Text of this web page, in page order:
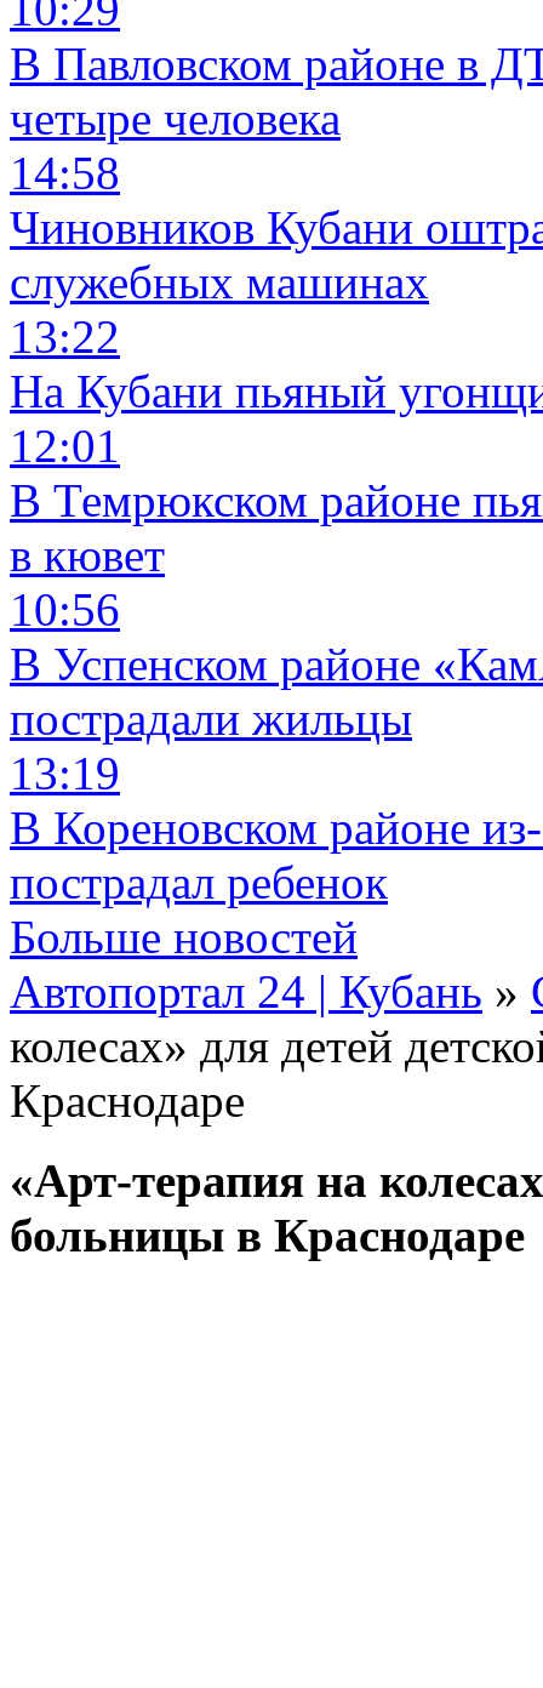
В Павловском районе в
четыре человека
14:58
Чиновников Кубани
служебных машинах
13:22
На Кубани пьяный
12:01
В Темрюкском районе
в кювет
10:56
В Успенском районе
пострадали жильцы
13:19
В Кореновском районе
пострадал ребенок
Больше новостей
Автопортал 24 | Кубань »
колесах» для детей
Краснодаре
«Арт-терапия на
больницы в Краснодаре